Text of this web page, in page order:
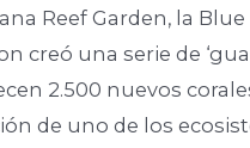
Reef Garden, la
creó una serie de
2.500 nuevos
de uno de los